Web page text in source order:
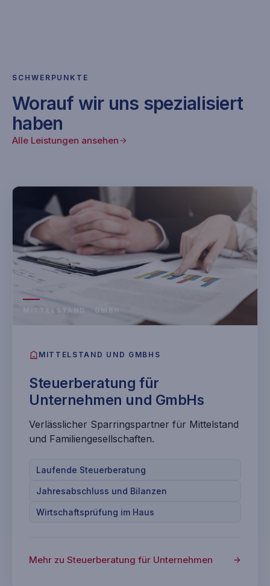
SCHWERPUNKTE
Worauf wir uns spezialisiert
haben
Alle Leistungen ansehen
MITTELSTAND · GMBH
MITTELSTAND UND GMBHS
Steuerberatung für
Unternehmen und GmbHs
Verlässlicher Sparringspartner für Mittelstand
und Familiengesellschaften.
Laufende Steuerberatung
Jahresabschluss und Bilanzen
Wirtschaftsprüfung im Haus
Mehr zu Steuerberatung für Unternehmen